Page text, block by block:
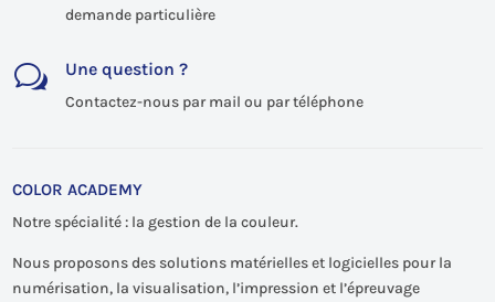
demande particulière
w Une question ?
Contactez-nous par mail ou par téléphone
COLOR ACADEMY
Notre spécialité : la gestion de la couleur.
Nous proposons des solutions matérielles et logicielles pour la
numérisation, la visualisation, l’impression et l’épreuvage